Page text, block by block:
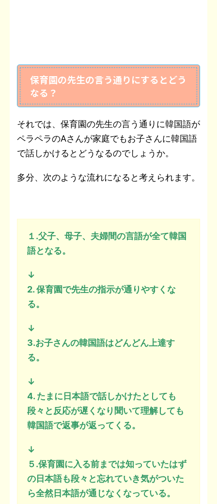
保育園の先生の言う通りにするとどう
なる？
それでは、保育園の先生の言う通りに韓国語が
ペラペラのAさんが家庭でもお子さんに韓国語
で話しかけるとどうなるのでしょうか。
多分、次のような流れになると考えられます。
１.父子、母子、夫婦間の言語が全て韓国
語となる。
↓
2. 保育園で先生の指示が通りやすくな
る。
↓
3.お子さんの韓国語はどんどん上達す
る。
↓
4. たまに日本語で話しかけたとしても
段々と反応が遅くなり聞いて理解しても
韓国語で返事が返ってくる。
↓
５.保育園に入る前までは知っていたはず
の日本語も段々と忘れていき気がついた
ら全然日本語が通じなくなっている。